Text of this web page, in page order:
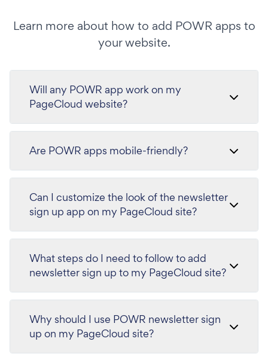
Learn more about how to add POWR apps to
your website.
Will any POWR app work on my
PageCloud website?
Are POWR apps mobile-friendly?
Can I customize the look of the newsletter
sign up app on my PageCloud site?
What steps do I need to follow to add
newsletter sign up to my PageCloud site?
Why should I use POWR newsletter sign
up on my PageCloud site?